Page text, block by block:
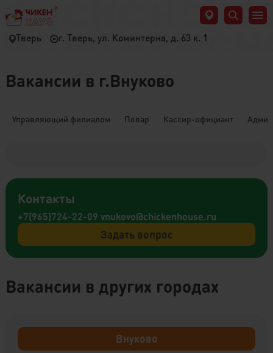
Тверь г. Тверь, ул. Коминтерна, д. 63 к. 1
Вакансии в г.Внуково
Управляющий филиалом Повар Кассир-официант
Контакты
+7(965)724-22-09 vnukovo@chickenhouse.ru
Задать вопрос
Вакансии в других городах
Внуково